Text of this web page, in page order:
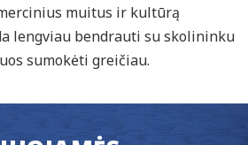
muitus ir kultūrą
lengviau bendrauti su skolininku
sumokėti greičiau.